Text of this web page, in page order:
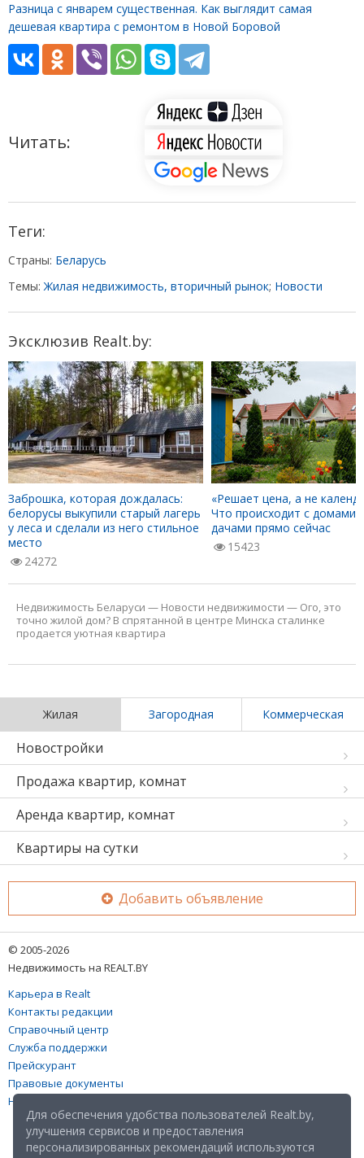
Разница с январем существенная. Как выглядит самая
дешевая квартира с ремонтом в Новой Боровой
Читать:
Теги:
Страны: Беларусь
Темы:Жилая недвижимость, вторичный рынок; Новости
Эксклюзив Realt.by:
Заброшка, которая дождалась:
белорусы выкупили старый лагерь
у леса и сделали из него стильное
место
24272
«Решает цена, а не
Что происходит с домами
дачами прямо сейчас
15423
Недвижимость Беларуси — Новости недвижимости — Ого, это
точно жилой дом? В спрятанной в центре Минска сталинке
продается уютная квартира
Жилая Загородная Коммерческая
Новостройки
Продажа квартир, комнат
Аренда квартир, комнат
Квартиры на сутки
Добавить объявление
© 2005-2026
Недвижимость на REALT.BY
Карьера в Realt
Контакты редакции
Справочный центр
Служба поддержки
Прейскурант
Правовые документы
Настройка файлов cookies
Для обеспечения удобства пользователей Realt.by,
улучшения сервисов и предоставления
персонализированных рекомендаций используются